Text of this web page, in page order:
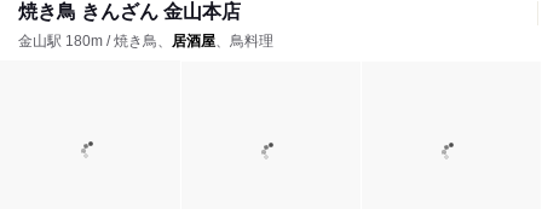
焼き鳥 きんざん 金山本店
金山駅 180m / 焼き鳥、 居酒屋、鳥料理